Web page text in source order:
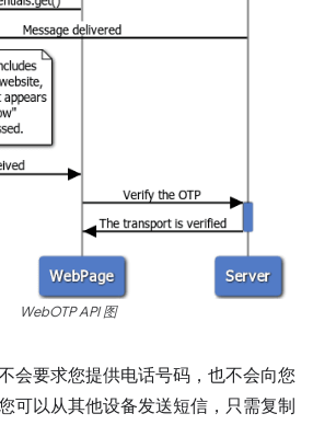
WebOTP API 图
会要求您提供电话号码，也不会向您
可以从其他设备发送短信，只需复制